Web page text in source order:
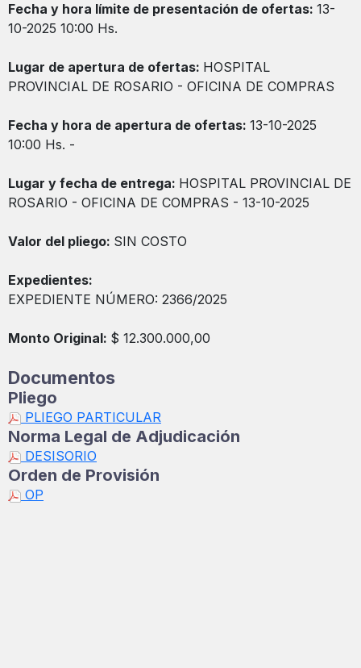
Fecha y hora límite de presentación de ofertas: 13-
10-2025 10:00 Hs.
Lugar de apertura de ofertas: HOSPITAL
PROVINCIAL DE ROSARIO - OFICINA DE COMPRAS
Fecha y hora de apertura de ofertas: 13-10-2025
10:00 Hs. -
Lugar y fecha de entrega: HOSPITAL PROVINCIAL DE
ROSARIO - OFICINA DE COMPRAS - 13-10-2025
Valor del pliego: SIN COSTO
Expedientes:
EXPEDIENTE NÚMERO: 2366/2025
Monto Original: $ 12.300.000,00
Documentos
Pliego
PLIEGO PARTICULAR
Norma Legal de Adjudicación
DESISORIO
Orden de Provisión
OP